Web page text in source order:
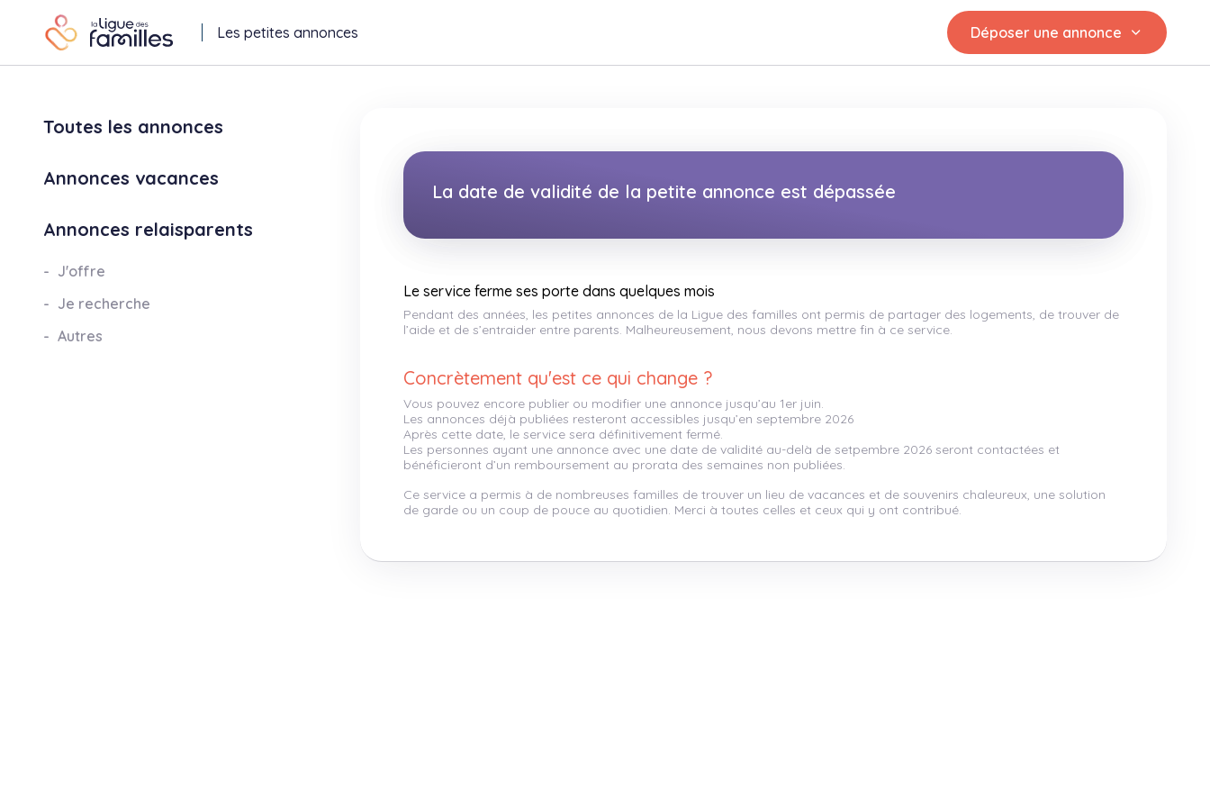
Les petites annonces Déposer une annonce
Toutes les annonces
Annonces vacances
Annonces relaisparents
J'offre
Je recherche
Autres
La date de validité de la petite annonce est dépassée
Le service ferme ses porte dans quelques mois
Pendant des années, les petites annonces de la Ligue des familles ont permis de partager des logements, de trouver de
l’aide et de s’entraider entre parents. Malheureusement, nous devons mettre fin à ce service.
Concrètement qu'est ce qui change ?
Vous pouvez encore publier ou modifier une annonce jusqu’au 1er juin.
Les annonces déjà publiées resteront accessibles jusqu’en septembre 2026
Après cette date, le service sera définitivement fermé.
Les personnes ayant une annonce avec une date de validité au-delà de setpembre 2026 seront contactées et
bénéficieront d’un remboursement au prorata des semaines non publiées.
Ce service a permis à de nombreuses familles de trouver un lieu de vacances et de souvenirs chaleureux, une solution
de garde ou un coup de pouce au quotidien. Merci à toutes celles et ceux qui y ont contribué.